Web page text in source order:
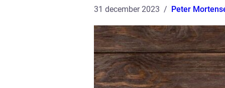
31 december 2023 Peter